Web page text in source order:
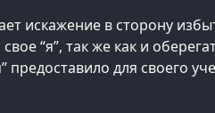
искажение в сторону
“я”, так же как и
предоставило для своего